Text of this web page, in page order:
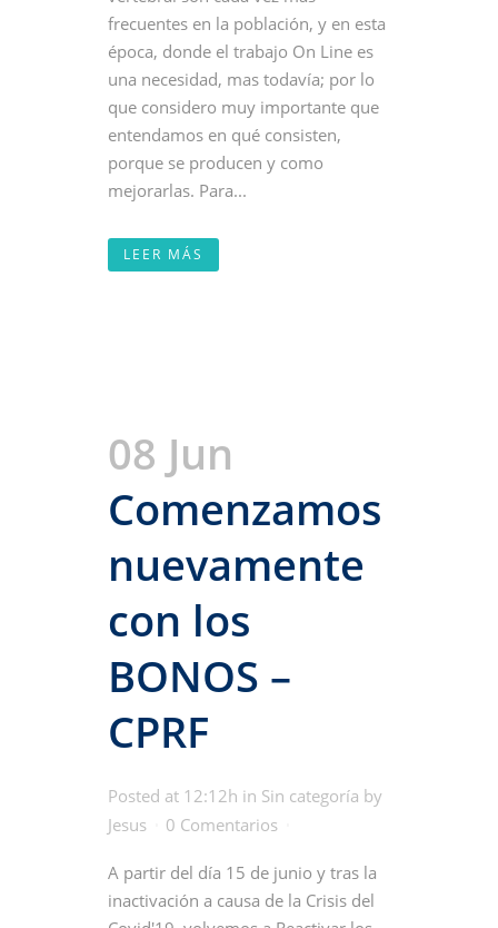
frecuentes en la población, y en esta
época, donde el trabajo On Line es
una necesidad, mas todavía; por lo
que considero muy importante que
entendamos en qué consisten,
porque se producen y como
mejorarlas. Para...
LEER MÁS
08 Jun
Comenzamos
nuevamente
con los
BONOS –
CPRF
Posted at 12:12h in Sin categoría by
Jesus
0 Comentarios
A partir del día 15 de junio y tras la
inactivación a causa de la Crisis del